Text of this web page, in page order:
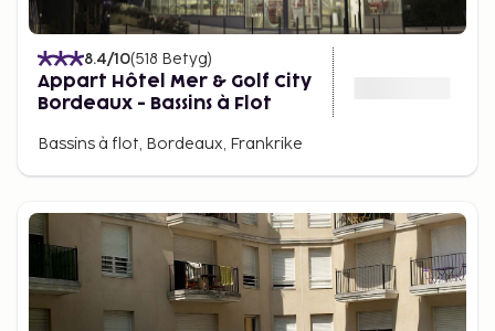
8.4/10(518 Betyg)
Appart Hôtel Mer & Golf City
Bordeaux - Bassins à Flot
Bassins à flot, Bordeaux, Frankrike